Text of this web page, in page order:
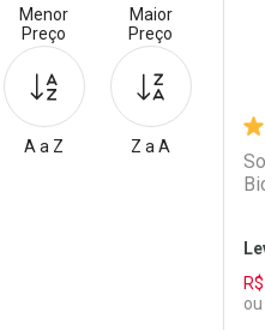
R$
Menor
Preço
Maior
Preço
A a Z Z a A